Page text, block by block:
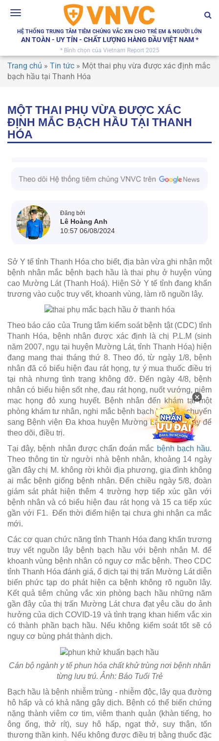
Toggle
HỆ THỐNG TRUNG TÂM TIÊM CHỦNG VẮC XIN CHO TRẺ EM & NGƯỜI LỚN
AN TOÀN - UY TÍN - CHẤT LƯỢNG HÀNG ĐẦU VIỆT NAM *
* Bình chọn của Vietnam Report 2025
Trang chủ » Tin tức » Một thai phụ vừa được xác định mắc
bạch hầu tại Thanh Hóa
MỘT THAI PHỤ VỪA ĐƯỢC XÁC
ĐỊNH MẮC BẠCH HẦU TẠI THANH
HÓA
Đăng bởi
Lê Hoàng Anh
10:57 06/08/2024
Sở Y tế tỉnh Thanh Hóa cho biết, địa bàn vừa ghi nhận một
bệnh nhân mắc bệnh bạch hầu là thai phụ ở huyện vùng
cao Mường Lát (Thanh Hoá). Hiện Sở Y tế tỉnh đang khẩn
trương vào cuộc truy vết, khoanh vùng, làm rõ nguồn lây.
Theo báo cáo của Trung tâm kiểm soát bệnh tật (CDC) tỉnh
Thanh Hóa, bệnh nhân được xác định là chị P.L.M (sinh
năm 2007, ngụ tại huyện Mường Lát, tỉnh Thanh Hóa) hiện
đang mang thai tháng thứ 8. Theo đó, từ ngày 1/8, bệnh
nhân đã có biểu hiện đau rát họng, tự ý mua thuốc điều trị
tại nhà nhưng tình trạng không đỡ. Đến ngày 4/8, bệnh
nhân có biểu hiện sốt nhẹ, đau rát họng, nuốt vướng, niêm
mạc họng đỏ xung huyết. Bệnh nhân đến khám tại một
phòng khám tư nhân, nghi mắc bệnh bạch hầu nên chuyển
sang Bệnh viện Đa khoa huyện Mường Lát cùng ngày để
theo dõi, điều trị.
Tại đây, bệnh nhân được chẩn đoán mắc bệnh bạch hầu.
Theo thông tin từ người nhà bệnh nhân, khoảng 14 ngày
gần đây chị M. không rời khỏi địa phương, gia đình không
ai mắc bệnh giống bệnh nhân. Đến chiều ngày 5/8, đoàn
giám sát phát hiện thêm 4 trường hợp tiếp xúc gần với
bệnh nhân và có biểu hiện đau rát họng và 15 ca tiếp xúc
gần với F1. Đến thời điểm hiện tại chưa ghi nhận ca mắc
mới.
Các cơ quan chức năng tỉnh Thanh Hóa đang khẩn trương
truy vết nguồn lây bệnh bạch hầu với bệnh nhân M. để
khoanh vùng bệnh nhân có nguy cơ mắc bệnh. Theo CDC
tỉnh Thanh Hóa đánh giá, ổ dịch tại thị trấn Mường Lát diễn
biến phức tạp do phát hiện ca bệnh không rõ nguồn lây.
Kết quả tiêm chủng vắc xin phòng bạch hầu những năm
gần đây của thị trấn Mường Lát chưa đạt yêu cầu do ảnh
hưởng của dịch COVID-19 và tình trạng khan hiếm vắc xin
có thành phần bạch hầu. Nếu không kiểm soát tốt sẽ có
nguy cơ bùng phát thành dịch.
Cán bộ ngành y tế phun hóa chất khử trùng nơi bệnh nhân
từng lưu trú. Ảnh: Báo Tuổi Trẻ
Bạch hầu là bệnh nhiễm trùng - nhiễm độc, lây qua đường
hô hấp và có khả năng gây dịch. Bệnh có thể biến chứng
nặng thành viêm cơ tim, viêm thanh quản (khàn tiếng, ho
ông ổng, thở rít), suy hô hấp, ngạt thở, suy thận, tổn
thương thần kinh. Nếu không được điều trị bằng thuốc đặc
×